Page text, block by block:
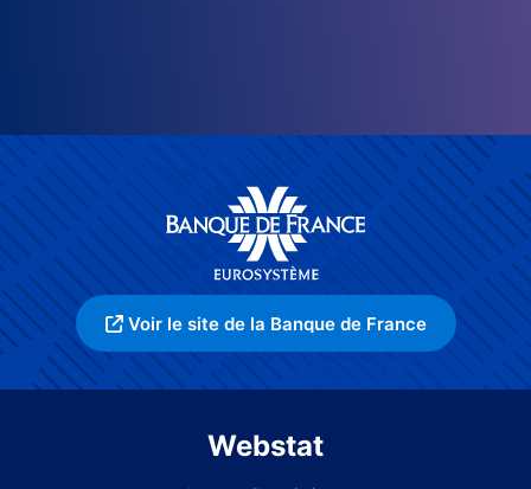
Voir le site de la Banque de France
Webstat